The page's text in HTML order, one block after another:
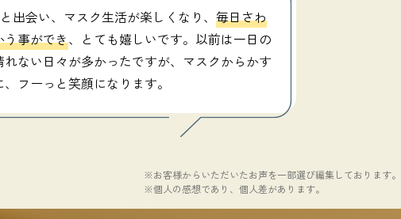
出会い、マスク生活が楽しくなり、 毎日さわ
う事ができ、とても嬉しいです。以前は一日の
ない日々が多かったですが、マスクからかす
フーっと笑顔になります。
※お客様からいただいたお声を一部選び編集しております。
※個人の感想であり、個人差があります。